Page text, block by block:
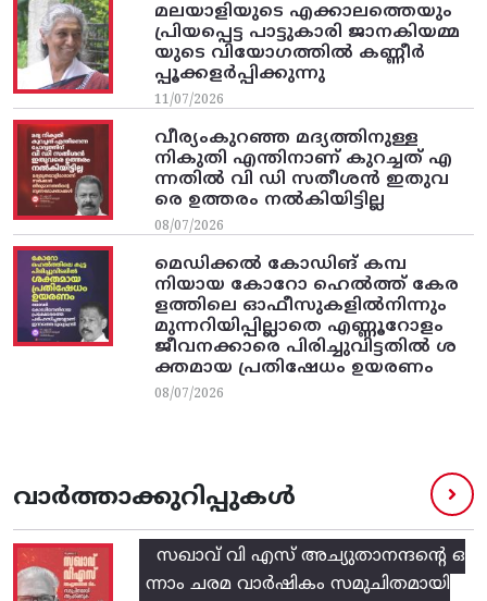
മലയാളിയുടെ എക്കാലത്തെയും
പ്രിയപ്പെട്ട പാട്ടുകാരി ജാനകിയമ്മ
യുടെ വിയോഗത്തിൽ കണ്ണീർ
പ്പൂക്കളർപ്പിക്കുന്നു
11/07/2026
വീര്യംകുറഞ്ഞ മദ്യത്തിനുള്ള
നികുതി എന്തിനാണ് കുറച്ചത് എ
ന്നതിൽ വി ഡി സതീശൻ ഇതുവ
രെ ഉത്തരം നൽകിയിട്ടില്ല
08/07/2026
മെഡിക്കൽ കോഡിങ് കമ്പ
നിയായ കോറോ ഹെൽത്ത് കേര
ളത്തിലെ ഓഫീസുകളിൽനിന്നും
മുന്നറിയിപ്പില്ലാതെ എണ്ണൂറോളം
ജീവനക്കാരെ പിരിച്ചുവിട്ടതിൽ‌ ശ
ക്തമായ പ്രതിഷേധം ഉയരണം
08/07/2026
വാർത്താക്കുറിപ്പുകൾ
സഖാവ് വി എസ്‌ അച്യുതാനന്ദന്റെ ഒ
ന്നാം ചരമ വാര്‍ഷികം സമുചിതമായി